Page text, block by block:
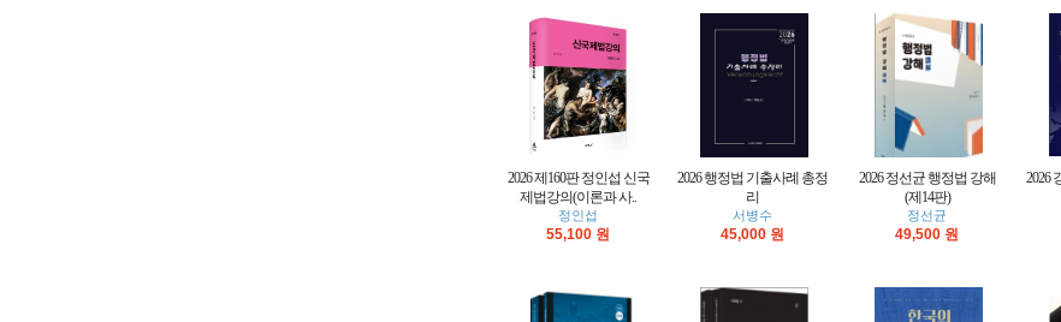
2026 제160판 정인섭 신국
제법강의(이론과 사..
정인섭
55,100 원
2026 행정법 기출사례 총정
리
서병수
45,000 원
2026 정선균 행정법 강해
(제14판)
정선균
49,500 원
2026